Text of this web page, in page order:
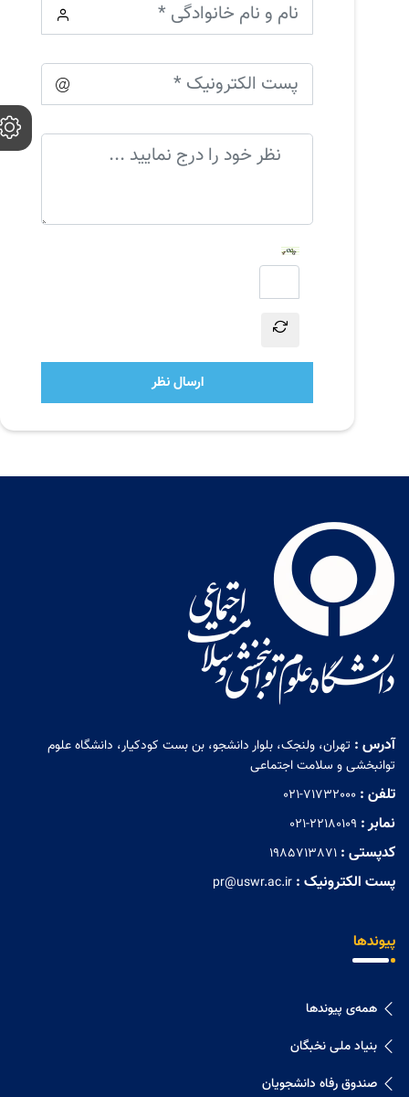
ارسال نظر
آدرس :تهران، ولنجک، بلوار دانشجو، بن بست کودکیار، دانشگاه علوم
توانبخشی و سلامت اجتماعی
تلفن :021-71732000
نمابر :021-22180109
کدپستی :1985713871
پست الکترونیک :pr@uswr.ac.ir
پیوندها
همه‌ی پیوندها
بنیاد ملی نخبگان
صندوق رفاه دانشجویان